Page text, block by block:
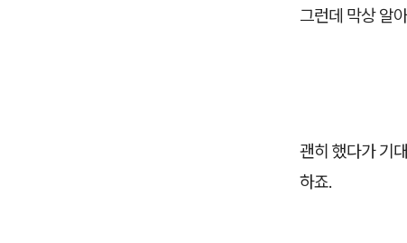
그런데 막상 알
괜히 했다가 기
하죠.